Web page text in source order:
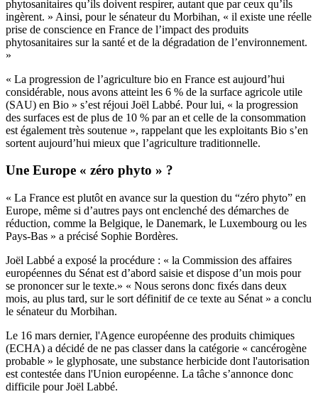
phytosanitaires qu’ils doivent respirer, autant que par ceux qu’ils
ingèrent. » Ainsi, pour le sénateur du Morbihan, « il existe une réelle
prise de conscience en France de l’impact des produits
phytosanitaires sur la santé et de la dégradation de l’environnement.
»
« La progression de l’agriculture bio en France est aujourd’hui
considérable, nous avons atteint les 6 % de la surface agricole utile
(SAU) en Bio » s’est réjoui Joël Labbé. Pour lui, « la progression
des surfaces est de plus de 10 % par an et celle de la consommation
est également très soutenue », rappelant que les exploitants Bio s’en
sortent aujourd’hui mieux que l’agriculture traditionnelle.
Une Europe « zéro phyto » ?
« La France est plutôt en avance sur la question du “zéro phyto” en
Europe, même si d’autres pays ont enclenché des démarches de
réduction, comme la Belgique, le Danemark, le Luxembourg ou les
Pays-Bas » a précisé Sophie Bordères.
Joël Labbé a exposé la procédure : « la Commission des affaires
européennes du Sénat est d’abord saisie et dispose d’un mois pour
se prononcer sur le texte.» « Nous serons donc fixés dans deux
mois, au plus tard, sur le sort définitif de ce texte au Sénat » a conclu
le sénateur du Morbihan.
Le 16 mars dernier, l'Agence européenne des produits chimiques
(ECHA) a décidé de ne pas classer dans la catégorie « cancérogène
probable » le glyphosate, une substance herbicide dont l'autorisation
est contestée dans l'Union européenne. La tâche s’annonce donc
difficile pour Joël Labbé.